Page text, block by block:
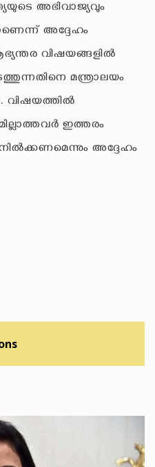
അഭിവാജ്യവും
അദ്ദേഹം
വിഷയങ്ങളിൽ
മന്ത്രാലയം
വിഷയത്തിൽ
ഇത്തരം
അദ്ദേഹം